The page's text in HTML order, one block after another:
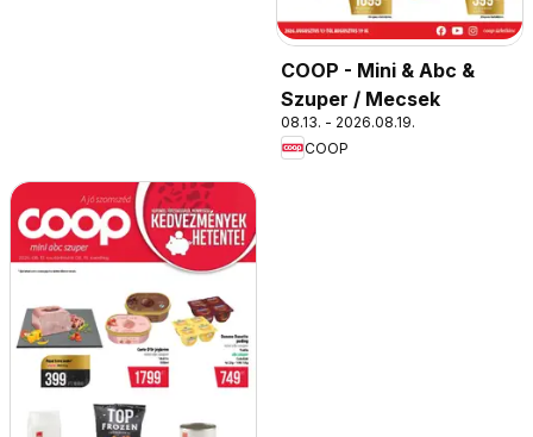
COOP - Mini & Abc &
Szuper / Mecsek
08.13. - 2026.08.19.
COOP